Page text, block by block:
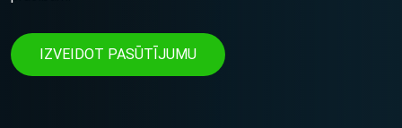
IZVEIDOT PASŪTĪJUMU